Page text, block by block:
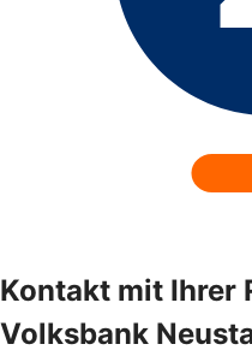
Kontakt mit Ihrer
Volksbank